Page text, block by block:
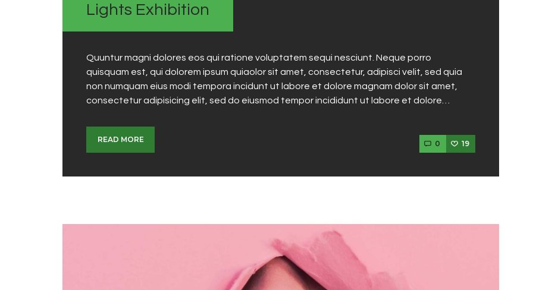
Lights Exhibition
Quuntur magni dolores eos qui ratione voluptatem sequi nesciunt. Neque porro
quisquam est, qui dolorem ipsum quiaolor sit amet, consectetur, adipisci velit, sed quia
non numquam eius modi tempora incidunt ut labore et dolore magnam dolor sit amet,
consectetur adipisicing elit, sed do eiusmod tempor incididunt ut labore et dolore…
READ MORE 0 19